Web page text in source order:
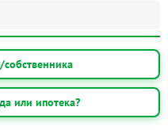
или ипотека?